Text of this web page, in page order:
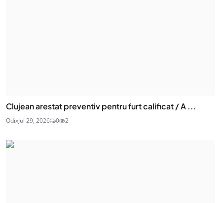
Clujean arestat preventiv pentru furt calificat / A ...
OdixJul 29, 2026 0 2